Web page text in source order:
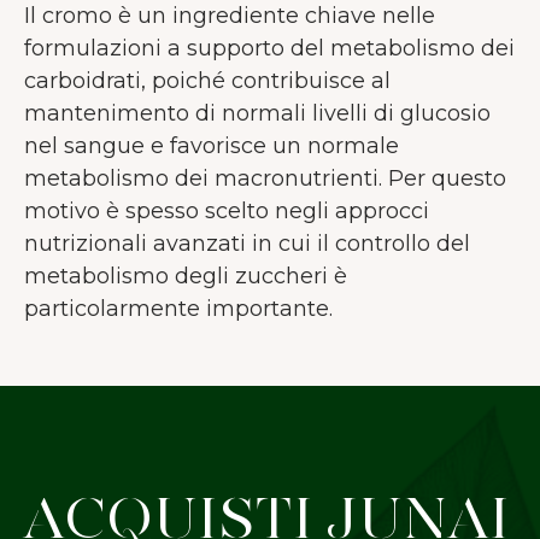
Il cromo è un ingrediente chiave nelle
formulazioni a supporto del metabolismo dei
carboidrati, poiché contribuisce al
mantenimento di normali livelli di glucosio
nel sangue e favorisce un normale
metabolismo dei macronutrienti. Per questo
motivo è spesso scelto negli approcci
nutrizionali avanzati in cui il controllo del
metabolismo degli zuccheri è
particolarmente importante.
ACQUISTI JUNAI
Sul nostro sito web utilizziamo i
cookie per aiutarci a migliorare